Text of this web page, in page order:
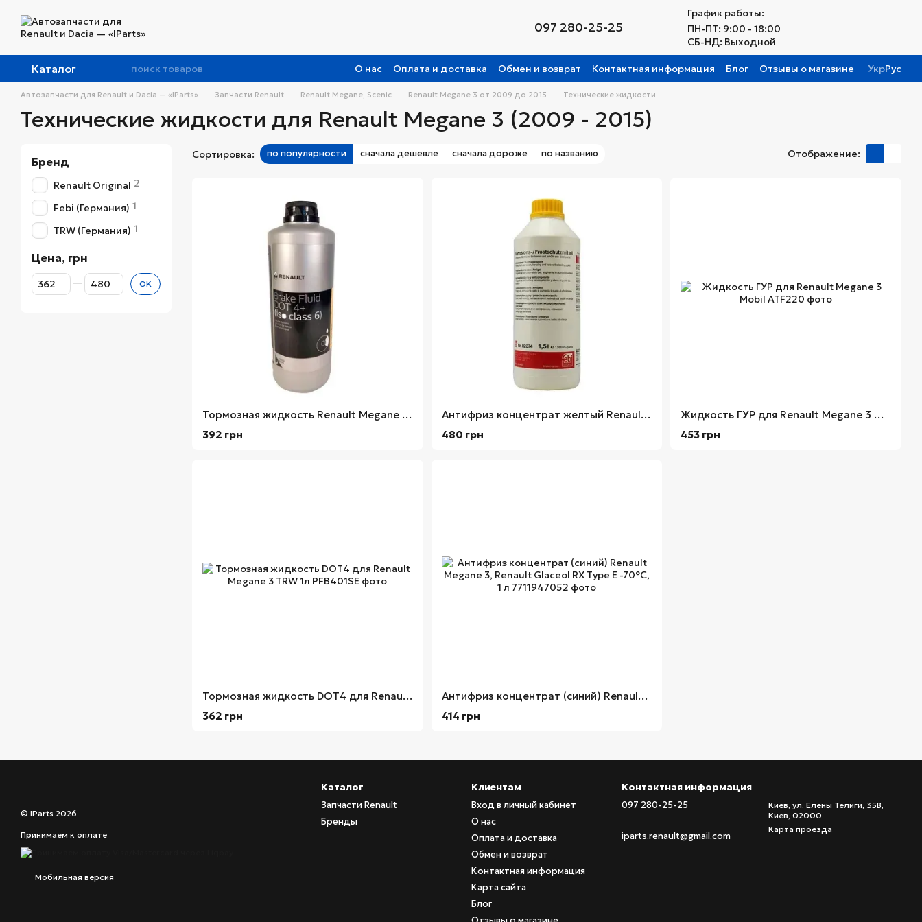
097 280-25-25
График работы:
ПН-ПТ: 9:00 - 18:00
СБ-НД: Выходной
Каталог О нас Оплата и доставка Обмен и возврат Контактная информация Блог Отзывы о магазине УкрРус
Автозапчасти для Renault и Dacia — «IParts» Запчасти Renault Renault Megane, Scenic Renault Megane 3 от 2009 до 2015 Технические жидкости
Технические жидкости для Renault Megane 3 (2009 - 2015)
Сортировка: по популярности сначала дешевле сначала дороже по названию Отображение:
Тормозная жидкость Renault Megane 3, Оригинал
392 грн
Антифриз концентрат желтый Renault Megane 3 1.5L FEBI
480 грн
Жидкость ГУР для Renault Megane 3 Mobil
453 грн
Тормозная жидкость DOT4 для Renault Megane 3 TRW 1л
362 грн
Антифриз концентрат (синий) Renault Megane 3, Renault Glaceol RX Type E -70°С, 1 л
414 грн
Бренд
Renault Original 2
Febi (Германия) 1
TRW (Германия) 1
Цена, грн
От Цена, грн
До Цена, грн OK
© IParts 2026
Принимаем к оплате
Мобильная версия
Каталог
Запчасти Renault
Бренды
Клиентам
Вход в личный кабинет
О нас
Оплата и доставка
Обмен и возврат
Контактная информация
Карта сайта
Блог
Контактная информация
097 280-25-25
iparts.renault@gmail.com
Киев, ул. Елены Телиги, 35В,
Киев, 02000
Карта проезда